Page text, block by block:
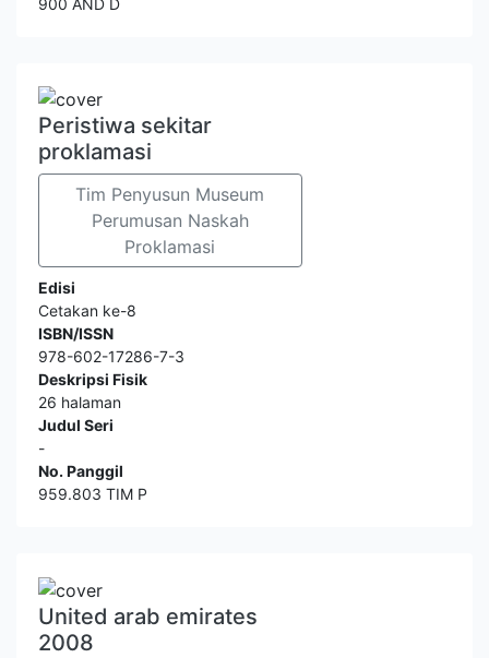
Peristiwa sekitar
proklamasi
Tim Penyusun Museum
Perumusan Naskah
Proklamasi
Edisi
Cetakan ke-8
ISBN/ISSN
978-602-17286-7-3
Deskripsi Fisik
26 halaman
Judul Seri
-
No. Panggil
959.803 TIM P
United arab emirates
2008